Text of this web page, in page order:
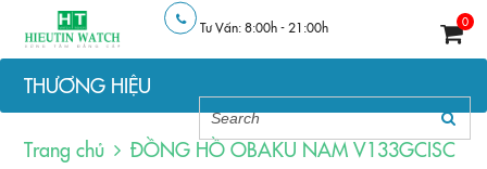
Tư Vấn: 8:00h - 21:00h 0
THƯƠNG HIỆU
Trang chủ ĐỒNG HỒ OBAKU NAM V133GCISC